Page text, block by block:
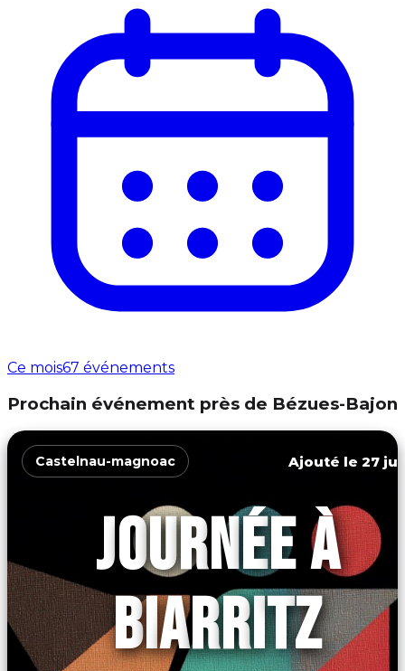
Ce mois67 événements
Prochain événement près de Bézues-Bajon
Castelnau-magnoac Ajouté le 27
JOURNÉE À
BIARRITZ